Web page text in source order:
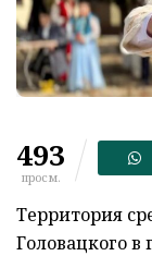
493
просм.
Территория
Головацкого